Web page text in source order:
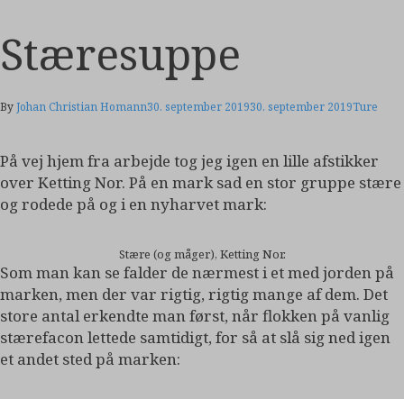
Stæresuppe
ByJohan Christian Homann30. september 201930. september 2019Ture
På vej hjem fra arbejde tog jeg igen en lille afstikker
over Ketting Nor. På en mark sad en stor gruppe stære
og rodede på og i en nyharvet mark:
Stære (og måger), Ketting Nor.
Som man kan se falder de nærmest i et med jorden på
marken, men der var rigtig, rigtig mange af dem. Det
store antal erkendte man først, når flokken på vanlig
stærefacon lettede samtidigt, for så at slå sig ned igen
et andet sted på marken: